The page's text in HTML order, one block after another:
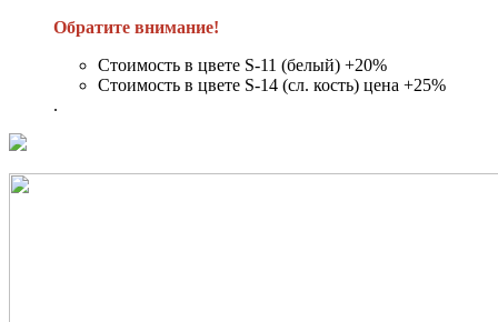
Обратите внимание!
Стоимость в цвете S-11 (белый) +20%
Стоимость в цвете S-14 (сл. кость) цена +25%
.